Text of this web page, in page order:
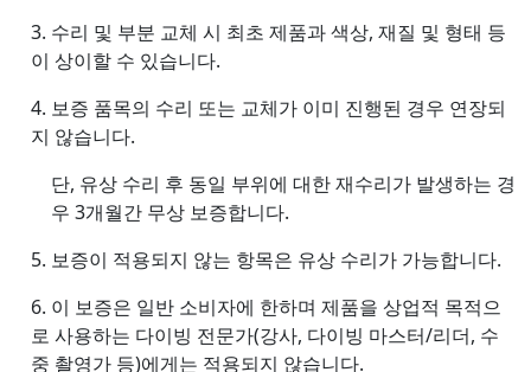
3. 수리 및 부분 교체 시 최초 제품과 색상, 재질 및 형태 등
이 상이할 수 있습니다.
4. 보증 품목의 수리 또는 교체가 이미 진행된 경우 연장되
지 않습니다.
단, 유상 수리 후 동일 부위에 대한 재수리가 발생하는 경
우 3개월간 무상 보증합니다.
5. 보증이 적용되지 않는 항목은 유상 수리가 가능합니다.
6. 이 보증은 일반 소비자에 한하며 제품을 상업적 목적으
로 사용하는 다이빙 전문가(강사, 다이빙 마스터/리더, 수
중 촬영가 등)에게는 적용되지 않습니다.